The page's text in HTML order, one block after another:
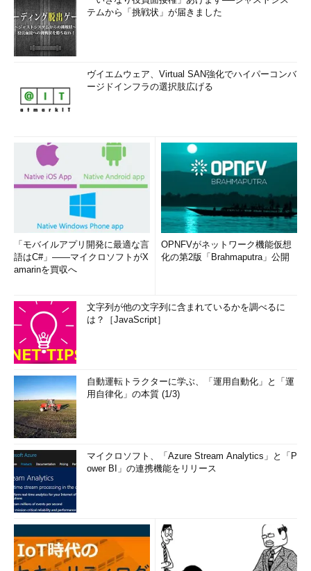
テムから「挑戦状」が届きました
ヴイエムウェア、Virtual SAN強化でハイパーコンバ
ージドインフラの選択肢広げる
「モバイルアプリ開発に最適な言
語はC#」――マイクロソフトがX
amarinを買収へ
OPNFVがネットワーク機能仮想
化の第2版「Brahmaputra」公開
文字列が他の文字列に含まれているかを調べるに
は？［JavaScript］
自動運転トラクターに学ぶ、「運用自動化」と「運
用自律化」の本質 (1/3)
マイクロソフト、「Azure Stream Analytics」と「P
ower BI」の連携機能をリリース